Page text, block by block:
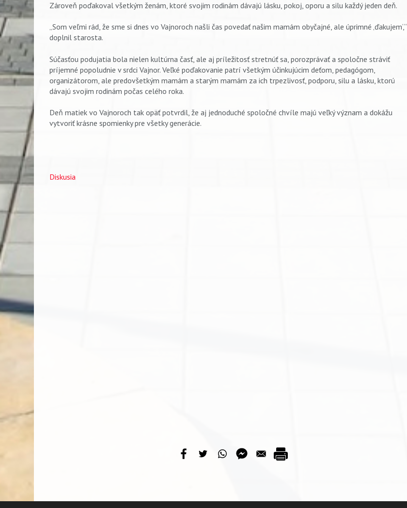
Zároveň poďakoval všetkým ženám, ktoré svojim rodinám dávajú lásku, pokoj, oporu a silu každý jeden deň.
„Som veľmi rád, že sme si dnes vo Vajnoroch našli čas povedať našim mamám obyčajné, ale úprimné ‚ďakujem‘,“
doplnil starosta.
Súčasťou podujatia bola nielen kultúrna časť, ale aj príležitosť stretnúť sa, porozprávať a spoločne stráviť
príjemné popoludnie v srdci Vajnor. Veľké poďakovanie patrí všetkým účinkujúcim deťom, pedagógom,
organizátorom, ale predovšetkým mamám a starým mamám za ich trpezlivosť, podporu, silu a lásku, ktorú
dávajú svojim rodinám počas celého roka.
Deň matiek vo Vajnoroch tak opäť potvrdil, že aj jednoduché spoločné chvíle majú veľký význam a dokážu
vytvoriť krásne spomienky pre všetky generácie.
Diskusia